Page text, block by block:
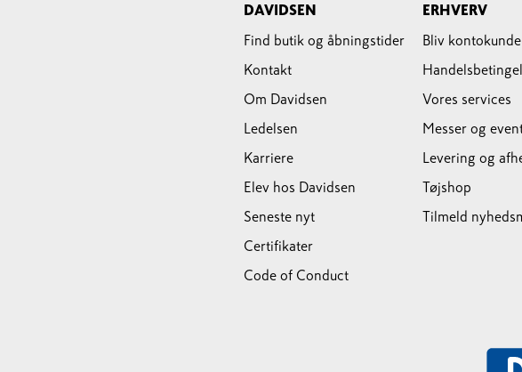
DAVIDSEN
Find butik og åbningstider
Kontakt
Om Davidsen
Ledelsen
Karriere
Elev hos Davidsen
Seneste nyt
Certifikater
Code of Conduct
ERHVERV
Bliv
Vores services
Messer og
Levering og
Tøjshop
Tilmeld